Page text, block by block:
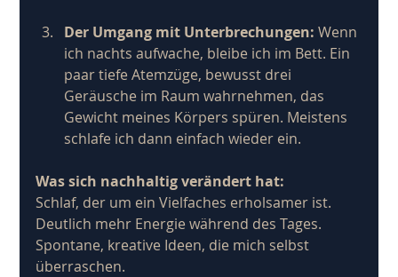
Der Umgang mit Unterbrechungen: Wenn
ich nachts aufwache, bleibe ich im Bett. Ein
paar tiefe Atemzüge, bewusst drei
Geräusche im Raum wahrnehmen, das
Gewicht meines Körpers spüren. Meistens
schlafe ich dann einfach wieder ein.
Was sich nachhaltig verändert hat:
Schlaf, der um ein Vielfaches erholsamer ist.
Deutlich mehr Energie während des Tages.
Spontane, kreative Ideen, die mich selbst
überraschen.